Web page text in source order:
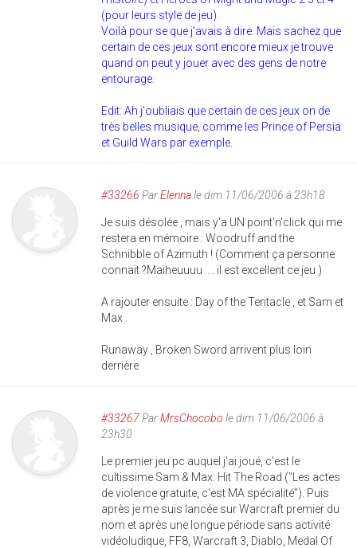
(pour leurs style de jeu).
Voilà pour se que j'avais à dire. Mais sachez que
certain de ces jeux sont encore mieux je trouve
quand on peut y jouer avec des gens de notre
entourage.
Edit: Ah j'oubliais que certain de ces jeux on de
très belles musique, comme les Prince of Persia
et Guild Wars par exemple.
#33266 ParElennale dim 11/06/2006 à 23h18
Je suis désolée , mais y'a UN point'n'click qui me
restera en mémoire : Woodruff and the
Schnibble of Azimuth ! (Comment ça personne
connait ?Maiheuuuu .... il est excellent ce jeu )
A rajouter ensuite : Day of the Tentacle , et Sam et
Max .
Runaway , Broken Sword arrivent plus loin
derrière
#33267ParMrsChocobo le dim 11/06/2006 à
23h30
Le premier jeu pc auquel j'ai joué, c'est le
cultissime Sam & Max: Hit The Road ("Les actes
de violence gratuite, c'est MA spécialité"). Puis
après je me suis lancée sur Warcraft premier du
nom et après une longue période sans activité
vidéoludique, FF8, Warcraft 3, Diablo, Medal Of